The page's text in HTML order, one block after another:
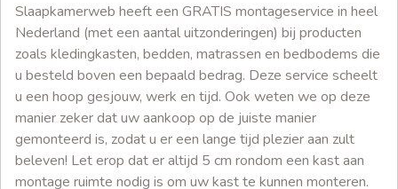
Slaapkamerweb heeft een GRATIS montageservice in heel
Nederland (met een aantal uitzonderingen) bij producten
zoals kledingkasten, bedden, matrassen en bedbodems die
u besteld boven een bepaald bedrag. Deze service scheelt
u een hoop gesjouw, werk en tijd. Ook weten we op deze
manier zeker dat uw aankoop op de juiste manier
gemonteerd is, zodat u er een lange tijd plezier aan zult
beleven! Let erop dat er altijd 5 cm rondom een kast aan
montage ruimte nodig is om uw kast te kunnen monteren.